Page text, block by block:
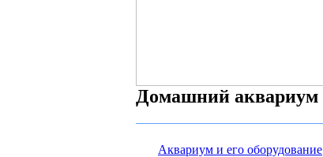
Домашний аквариум
Аквариум и его оборудование